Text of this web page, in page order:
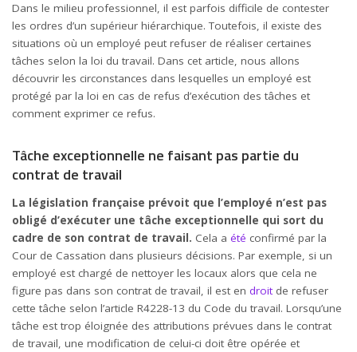
Dans le milieu professionnel, il est parfois difficile de contester
les ordres d’un supérieur hiérarchique. Toutefois, il existe des
situations où un employé peut refuser de réaliser certaines
tâches selon la loi du travail. Dans cet article, nous allons
découvrir les circonstances dans lesquelles un employé est
protégé par la loi en cas de refus d’exécution des tâches et
comment exprimer ce refus.
Tâche exceptionnelle ne faisant pas partie du
contrat de travail
La législation française prévoit que l’employé n’est pas
obligé d’exécuter une tâche exceptionnelle qui sort du
cadre de son contrat de travail. Cela a été confirmé par la
Cour de Cassation dans plusieurs décisions. Par exemple, si un
employé est chargé de nettoyer les locaux alors que cela ne
figure pas dans son contrat de travail, il est en droit de refuser
cette tâche selon l’article R4228-13 du Code du travail. Lorsqu’une
tâche est trop éloignée des attributions prévues dans le contrat
de travail, une modification de celui-ci doit être opérée et